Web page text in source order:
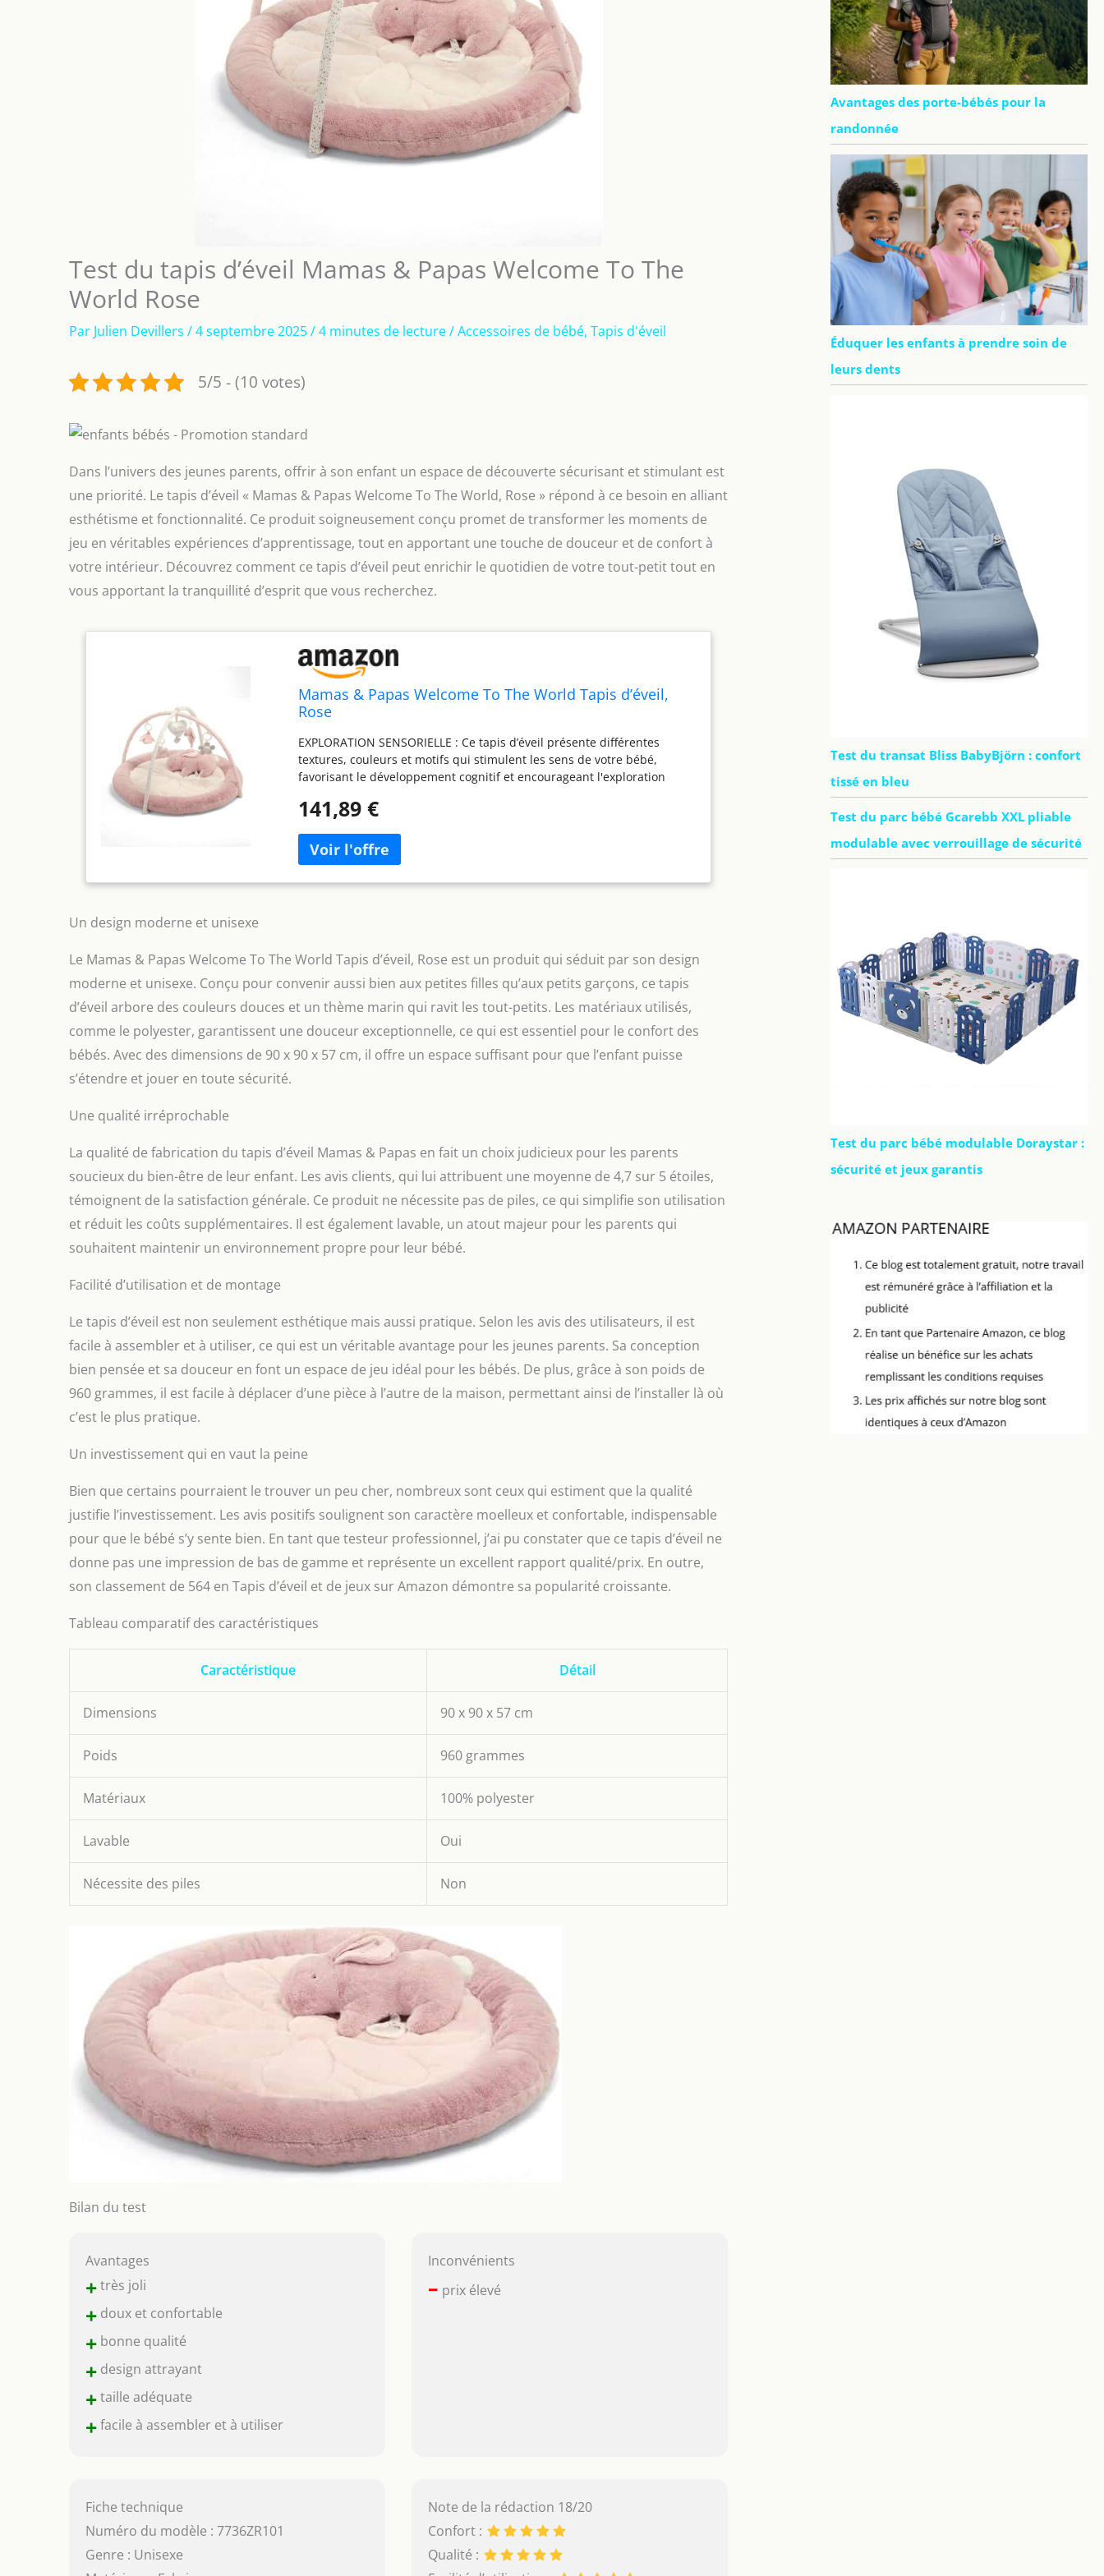
Test du tapis d’éveil Mamas & Papas Welcome To The
World Rose
Par Julien Devillers /4 septembre 2025/4 minutes de lecture/Accessoires de bébé, Tapis d'éveil
5/5 - (10 votes)
Dans l’univers des jeunes parents, offrir à son enfant un espace de découverte sécurisant et stimulant est
une priorité. Le tapis d’éveil « Mamas & Papas Welcome To The World, Rose » répond à ce besoin en alliant
esthétisme et fonctionnalité. Ce produit soigneusement conçu promet de transformer les moments de
jeu en véritables expériences d’apprentissage, tout en apportant une touche de douceur et de confort à
votre intérieur. Découvrez comment ce tapis d’éveil peut enrichir le quotidien de votre tout-petit tout en
vous apportant la tranquillité d’esprit que vous recherchez.
Mamas & Papas Welcome To The World Tapis d’éveil,
Rose
EXPLORATION SENSORIELLE : Ce tapis d’éveil présente différentes
textures, couleurs et motifs qui stimulent les sens de votre bébé,
favorisant le développement cognitif et encourageant l'exploration
un espace sécurisé pour que votre bébé puisse jouer et explorer, et un
et rouler CONCEPTION INTERACTIVE : Les jouets attachés et les
fonctions de suspension offrent des possibilités de jeu interactif,
permettant à votre bébé de s'entraîner à atteindre, à saisir et à frapper,
tapis d’éveil et les accessoires du coussin de maintien sur le ventre -
Lavables en machine à 40 °C. Tous les autres éléments s'essuient
uniquement
141,89 €
Un design moderne et unisexe
Le Mamas & Papas Welcome To The World Tapis d’éveil, Rose est un produit qui séduit par son design
moderne et unisexe. Conçu pour convenir aussi bien aux petites filles qu’aux petits garçons, ce tapis
d’éveil arbore des couleurs douces et un thème marin qui ravit les tout-petits. Les matériaux utilisés,
comme le polyester, garantissent une douceur exceptionnelle, ce qui est essentiel pour le confort des
bébés. Avec des dimensions de 90 x 90 x 57 cm, il offre un espace suffisant pour que l’enfant puisse
s’étendre et jouer en toute sécurité.
Une qualité irréprochable
La qualité de fabrication du tapis d’éveil Mamas & Papas en fait un choix judicieux pour les parents
soucieux du bien-être de leur enfant. Les avis clients, qui lui attribuent une moyenne de 4,7 sur 5 étoiles,
témoignent de la satisfaction générale. Ce produit ne nécessite pas de piles, ce qui simplifie son utilisation
et réduit les coûts supplémentaires. Il est également lavable, un atout majeur pour les parents qui
souhaitent maintenir un environnement propre pour leur bébé.
Facilité d’utilisation et de montage
Le tapis d’éveil est non seulement esthétique mais aussi pratique. Selon les avis des utilisateurs, il est
facile à assembler et à utiliser, ce qui est un véritable avantage pour les jeunes parents. Sa conception
bien pensée et sa douceur en font un espace de jeu idéal pour les bébés. De plus, grâce à son poids de
960 grammes, il est facile à déplacer d’une pièce à l’autre de la maison, permettant ainsi de l’installer là où
c’est le plus pratique.
Un investissement qui en vaut la peine
Bien que certains pourraient le trouver un peu cher, nombreux sont ceux qui estiment que la qualité
justifie l’investissement. Les avis positifs soulignent son caractère moelleux et confortable, indispensable
pour que le bébé s’y sente bien. En tant que testeur professionnel, j’ai pu constater que ce tapis d’éveil ne
donne pas une impression de bas de gamme et représente un excellent rapport qualité/prix. En outre,
son classement de 564 en Tapis d’éveil et de jeux sur Amazon démontre sa popularité croissante.
Tableau comparatif des caractéristiques
Caractéristique Détail
Dimensions 90 x 90 x 57 cm
Poids 960 grammes
Matériaux 100% polyester
Lavable Oui
Nécessite des piles Non
Bilan du test
Avantages
+très joli
+ doux et confortable
+ bonne qualité
+ design attrayant
+taille adéquate
+facile à assembler et à utiliser
Inconvénients
– prix élevé
Fiche technique
Numéro du modèle : 7736ZR101
Genre : Unisexe
Note de la rédaction 18/20
Confort :
Qualité :
Avantages des porte-bébés pour la
randonnée
Éduquer les enfants à prendre soin de
leurs dents
Test du transat Bliss BabyBjörn : confort
tissé en bleu
Test du parc bébé Gcarebb XXL pliable
modulable avec verrouillage de sécurité
Test du parc bébé modulable Doraystar :
sécurité et jeux garantis